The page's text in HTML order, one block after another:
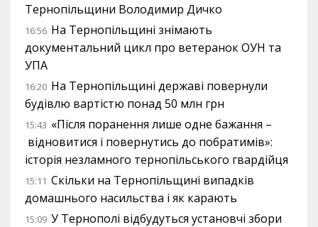
Тернопільщини Володимир Дичко
16:56 На Тернопільщині знімають
документальний цикл про ветеранок ОУН та
УПА
16:20 На Тернопільщині державі повернули
будівлю вартістю понад 50 млн грн
15:43 «Після поранення лише одне бажання –
відновитися і повернутись до побратимів»:
історія незламного тернопільського гвардійця
15:11 Скільки на Тернопільщині випадків
домашнього насильства і як карають
15:09 У Тернополі відбудуться установчі збори